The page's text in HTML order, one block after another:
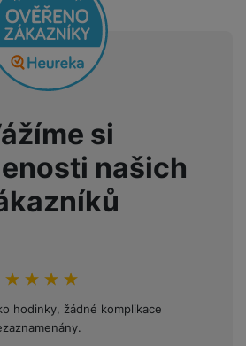
si
našich
%
hodinky, žádné komplikace